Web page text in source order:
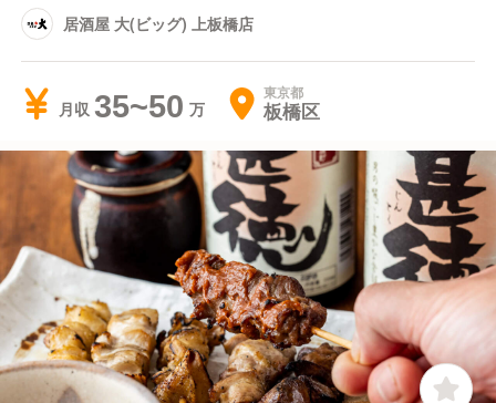
居酒屋 大(ビッグ) 上板橋店
月収 35~50 東京都
板橋区